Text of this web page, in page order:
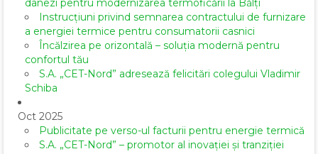
danezi pentru modernizarea termoficării la Bălți
Instrucțiuni privind semnarea contractului de furnizare
a energiei termice pentru consumatorii casnici
Încălzirea pe orizontală – soluția modernă pentru
confortul tău
S.A. „CET-Nord” adresează felicitări colegului Vladimir
Schiba
Oct 2025
Publicitate pe verso-ul facturii pentru energie termică
S.A. „CET-Nord” – promotor al inovației și tranziției